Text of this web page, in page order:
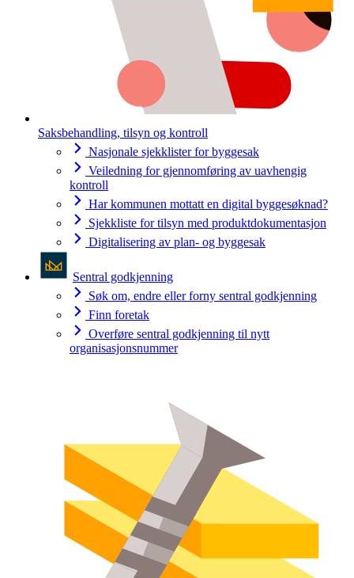
Saksbehandling, tilsyn og kontroll
Nasjonale sjekklister for byggesak
Veiledning for gjennomføring av uavhengig
kontroll
Har kommunen mottatt en digital byggesøknad?
Sjekkliste for tilsyn med produktdokumentasjon
Digitalisering av plan- og byggesak
Sentral godkjenning
Søk om, endre eller forny sentral godkjenning
Finn foretak
Overføre sentral godkjenning til nytt
organisasjonsnummer